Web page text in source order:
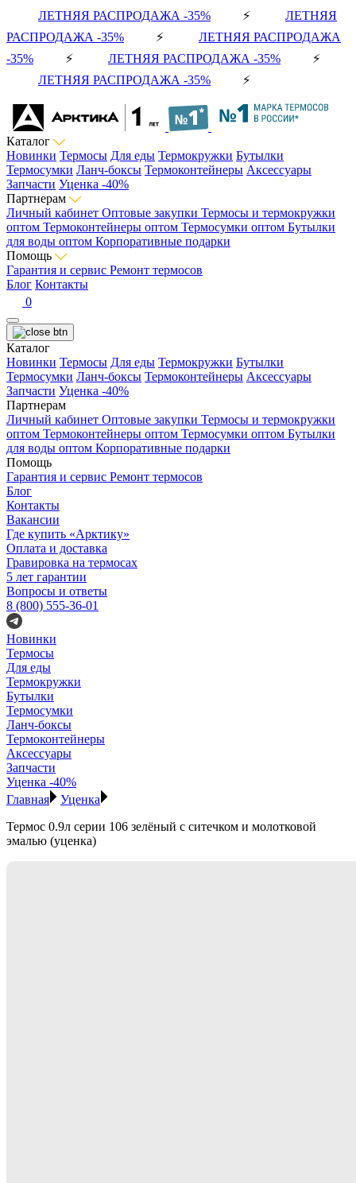
ЛЕТНЯЯ РАСПРОДАЖА -35% ⚡ ЛЕТНЯЯ
РАСПРОДАЖА -35% ⚡ ЛЕТНЯЯ РАСПРОДАЖА
-35% ⚡ ЛЕТНЯЯ РАСПРОДАЖА -35% ⚡
ЛЕТНЯЯ РАСПРОДАЖА -35% ⚡
Каталог
Новинки Термосы Для еды Термокружки Бутылки
Термосумки Ланч-боксы Термоконтейнеры Аксессуары
Запчасти Уценка -40%
Партнерам
Личный кабинет Оптовые закупки Термосы и термокружки
оптом Термоконтейнеры оптом Термосумки оптом Бутылки
для воды оптом Корпоративные подарки
Помощь
Гарантия и сервис Ремонт термосов
Блог Контакты
0
Каталог
Новинки Термосы Для еды Термокружки Бутылки
Термосумки Ланч-боксы Термоконтейнеры Аксессуары
Запчасти Уценка -40%
Партнерам
Личный кабинет Оптовые закупки Термосы и термокружки
оптом Термоконтейнеры оптом Термосумки оптом Бутылки
для воды оптом Корпоративные подарки
Помощь
Гарантия и сервис Ремонт термосов
Блог
Контакты
Вакансии
Где купить «Арктику»
Оплата и доставка
Гравировка на термосах
5 лет гарантии
Вопросы и ответы
8 (800) 555-36-01
Новинки
Термосы
Для еды
Термокружки
Бутылки
Термосумки
Ланч-боксы
Термоконтейнеры
Аксессуары
Запчасти
Уценка -40%
Главная
Уценка
Термос 0.9л серии 106 зелёный с ситечком и молотковой
эмалью (уценка)